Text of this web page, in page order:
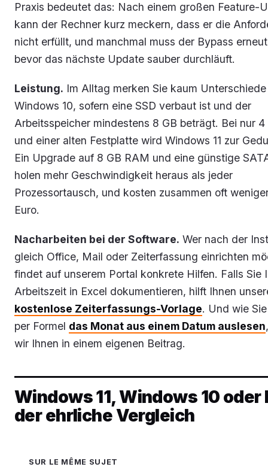
Praxis bedeutet das: Nach einem großen Feature-
kann der Rechner kurz meckern, dass er die
nicht erfüllt, und manchmal muss der Bypass
bevor das nächste Update sauber durchläuft.
Leistung. Im Alltag merken Sie kaum
Windows 10, sofern eine SSD verbaut ist und der
Arbeitsspeicher mindestens 8 GB beträgt. Bei nur 4
und einer alten Festplatte wird Windows 11 zur
Ein Upgrade auf 8 GB RAM und eine günstige
holen mehr Geschwindigkeit heraus als jeder
Prozessortausch, und kosten zusammen oft
Euro.
Nacharbeiten bei der Software. Wer nach der
gleich Office, Mail oder Zeiterfassung einrichten
findet auf unserem Portal konkrete Hilfen. Falls Sie
Arbeitszeit in Excel dokumentieren, hilft Ihnen
kostenlose Zeiterfassungs-Vorlage. Und wie
per Formel das Monat aus einem Datum auslesen
wir Ihnen in einem eigenen Beitrag.
Windows 11, Windows 10 oder
der ehrliche Vergleich
SUR LE MÊME SUJET